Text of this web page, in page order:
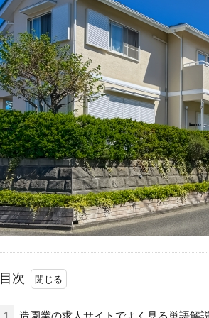
目次
1 造園業の求人サイトでよく見る単語解